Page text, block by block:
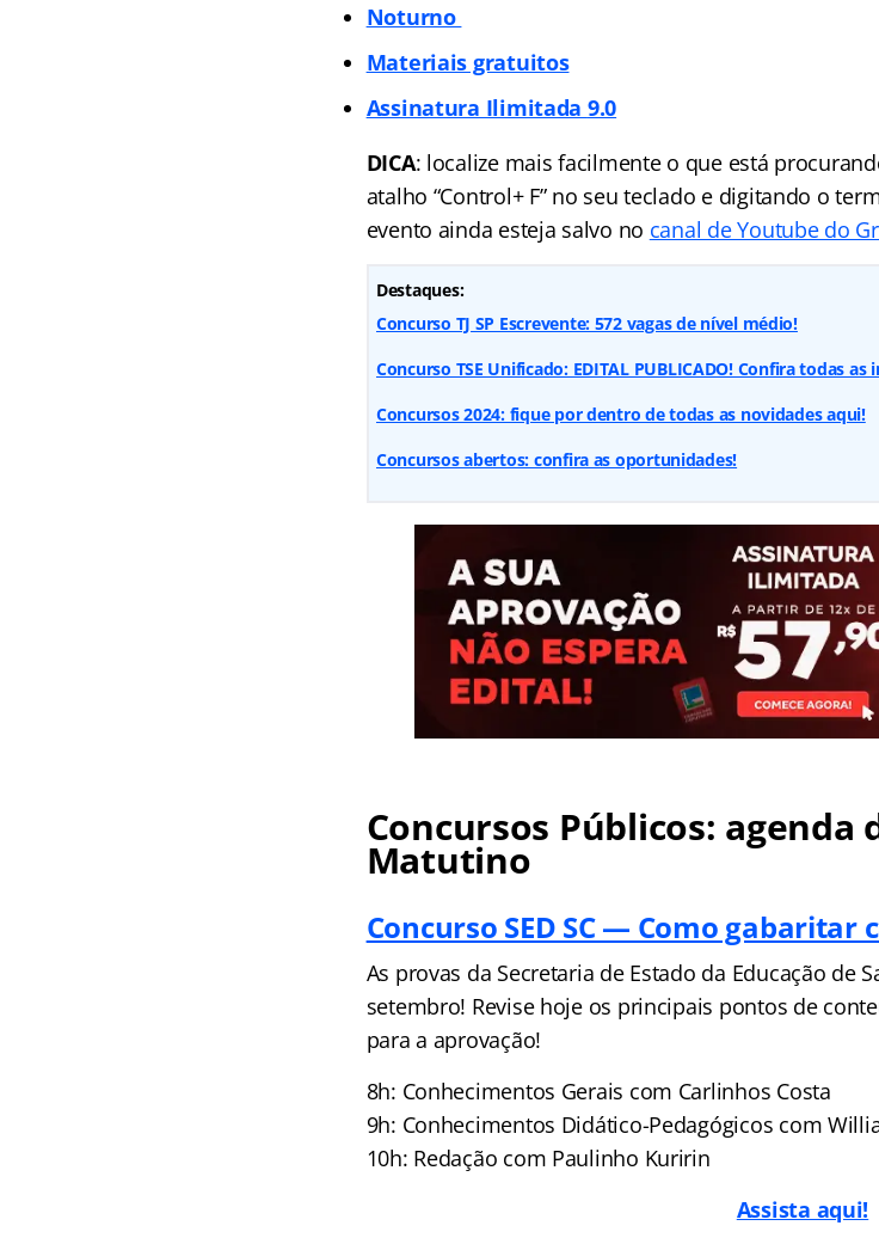
Noturno
Materiais gratuitos
Assinatura Ilimitada 9.0
DICA: localize mais facilmente o que está
atalho “Control+ F” no seu teclado e digitando o
evento ainda esteja salvo no canal de Youtube do
Destaques:
Concurso TJ SP Escrevente: 572 vagas de nível médio!
Concurso TSE Unificado: EDITAL PUBLICADO! Confira todas as
Concursos 2024: fique por dentro de todas as novidades aqui!
Concursos abertos: confira as oportunidades!
Concursos Públicos: agenda
Matutino
Concurso SED SC — Como gabaritar
As provas da Secretaria de Estado da Educação de
setembro! Revise hoje os principais pontos de
para a aprovação!
8h: Conhecimentos Gerais com Carlinhos Costa
9h: Conhecimentos Didático-Pedagógicos com
10h: Redação com Paulinho Kuririn
Assista aqui!